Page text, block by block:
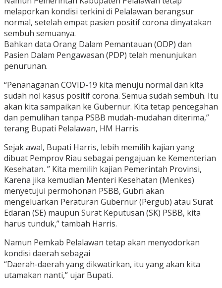
melaporkan kondisi terkini di Pelalawan berangsur
normal, setelah empat pasien positif corona dinyatakan
sembuh semuanya.
Bahkan data Orang Dalam Pemantauan (ODP) dan
Pasien Dalam Pengawasan (PDP) telah menunjukan
penurunan.
“Penanaganan COVID-19 kita menuju normal dan kita
sudah nol kasus positif corona. Semua sudah sembuh. Itu
akan kita sampaikan ke Gubernur. Kita tetap pencegahan
dan pemulihan tanpa PSBB mudah-mudahan diterima,”
terang Bupati Pelalawan, HM Harris.
Sejak awal, Bupati Harris, lebih memilih kajian yang
dibuat Pemprov Riau sebagai pengajuan ke Kementerian
Kesehatan. ” Kita memilih kajian Pemerintah Provinsi,
Karena jika kemudian Menteri Kesehatan (Menkes)
menyetujui permohonan PSBB, Gubri akan
mengeluarkan Peraturan Gubernur (Pergub) atau Surat
Edaran (SE) maupun Surat Keputusan (SK) PSBB, kita
harus tunduk,” tambah Harris.
Namun Pemkab Pelalawan tetap akan menyodorkan
kondisi daerah sebagai
“Daerah-daerah yang dikwatirkan, itu yang akan kita
utamakan nanti,” ujar Bupati.